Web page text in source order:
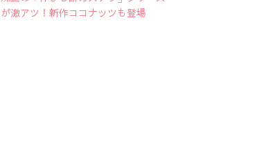
が激アツ！新作ココナッツも登場